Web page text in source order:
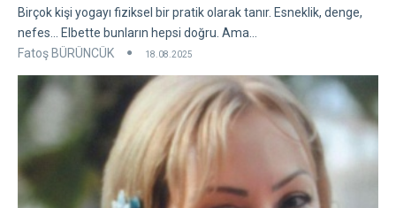
Birçok kişi yogayı fiziksel bir pratik olarak tanır. Esneklik, denge,
nefes... Elbette bunların hepsi doğru. Ama...
Fatoş BÜRÜNCÜK
18.08.2025